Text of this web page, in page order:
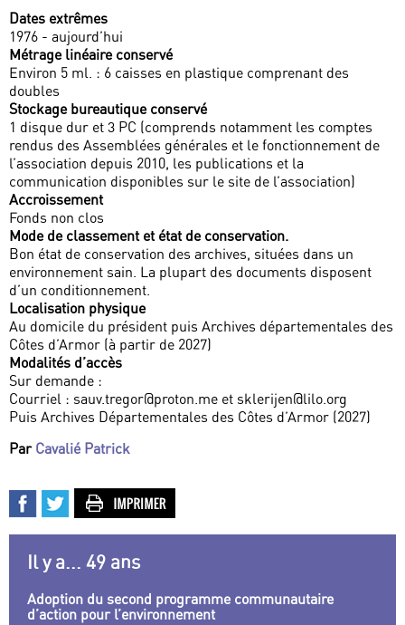
Dates extrêmes
1976 - aujourd’hui
Métrage linéaire conservé
Environ 5 ml. : 6 caisses en plastique comprenant des
doubles
Stockage bureautique conservé
1 disque dur et 3 PC (comprends notamment les comptes
rendus des Assemblées générales et le fonctionnement de
l’association depuis 2010, les publications et la
communication disponibles sur le site de l’association)
Accroissement
Fonds non clos
Mode de classement et état de conservation.
Bon état de conservation des archives, situées dans un
environnement sain. La plupart des documents disposent
d’un conditionnement.
Localisation physique
Au domicile du président puis Archives départementales des
Côtes d’Armor (à partir de 2027)
Modalités d’accès
Sur demande :
Courriel : sauv.tregor@proton.me et sklerijen@lilo.org
Puis Archives Départementales des Côtes d’Armor (2027)
Par Cavalié Patrick
Il y a... 49 ans
Adoption du second programme communautaire
d’action pour l’environnement